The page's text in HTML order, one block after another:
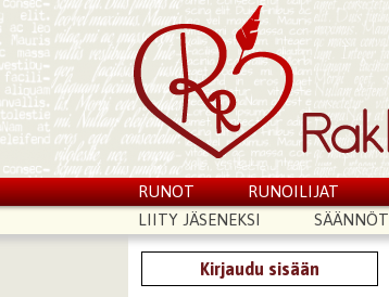
RUNOT RUNOILIJAT
LIITY JÄSENEKSI
SÄÄNNÖT
Kirjaudu sisään